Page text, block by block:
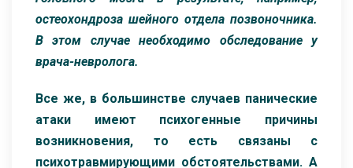
остеохондроза шейного отдела позвоночника.
В этом случае необходимо обследование у
врача-невролога.
Все же, в большинстве случаев панические
атаки имеют психогенные причины
возникновения, то есть связаны с
психотравмирующими обстоятельствами. А